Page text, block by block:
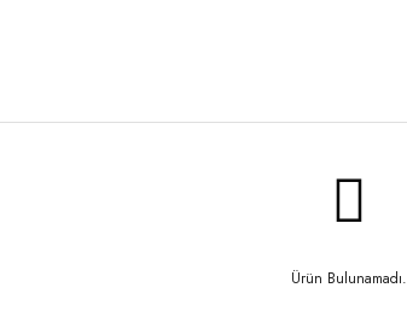
Ürün Bulunamadı.